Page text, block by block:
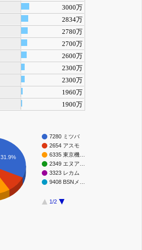
3000万
2834万
2780万
2700万
2600万
2300万
2300万
1960万
1900万
7280 ミツバ
2654 アスモ
6335 東京機…
2349 エヌア…
3323 レカム
9408 BSNメ…
1/2
31.9%